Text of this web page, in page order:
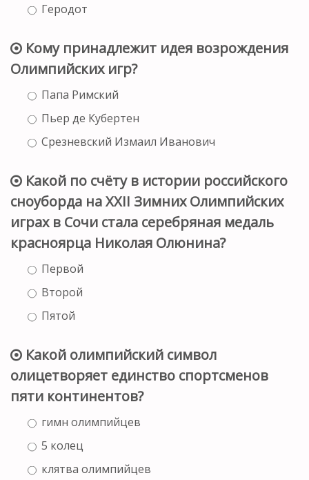
Геродот
Кому принадлежит идея возрождения
Олимпийских игр?
Папа Римский
Пьер де Кубертен
Срезневский Измаил Иванович
Какой по счёту в истории российского
сноуборда на XXII Зимних Олимпийских
играх в Сочи стала серебряная медаль
красноярца Николая Олюнина?
Первой
Второй
Пятой
Какой олимпийский символ
олицетворяет единство спортсменов
пяти континентов?
гимн олимпийцев
5 колец
клятва олимпийцев